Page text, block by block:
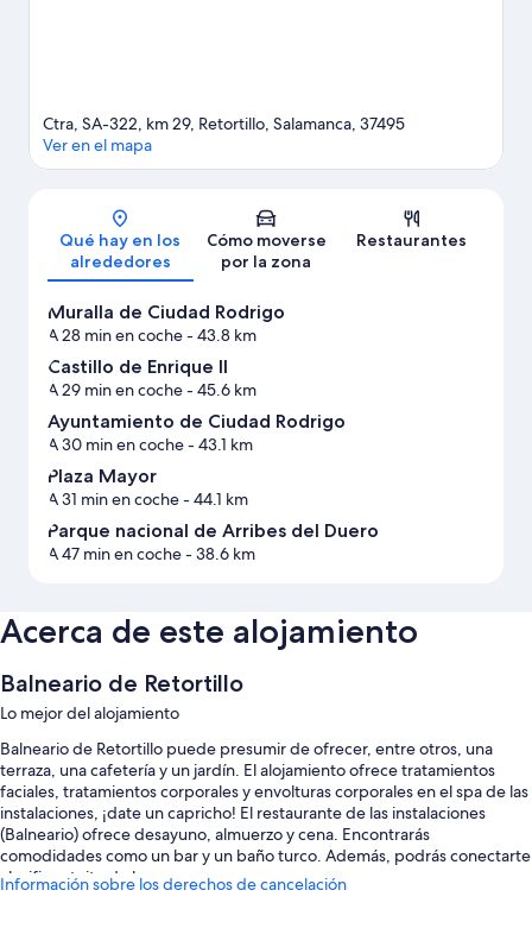
Mapa
Ctra, SA-322, km 29, Retortillo, Salamanca, 37495
Ver en el mapa
Qué hay en los
alrededores
Cómo moverse
por la zona
Restaurantes
Muralla de Ciudad Rodrigo
A 28 min en coche- 43.8 km
Castillo de Enrique II
A 29 min en coche- 45.6 km
Ayuntamiento de Ciudad Rodrigo
A 30 min en coche- 43.1 km
Plaza Mayor
A 31 min en coche- 44.1 km
Parque nacional de Arribes del Duero
A 47 min en coche- 38.6 km
Acerca de este alojamiento
Balneario de Retortillo
Lo mejor del alojamiento
Balneario de Retortillo puede presumir de ofrecer, entre otros, una
terraza, una cafetería y un jardín. El alojamiento ofrece tratamientos
faciales, tratamientos corporales y envolturas corporales en el spa de las
instalaciones, ¡date un capricho! El restaurante de las instalaciones
(Balneario) ofrece desayuno, almuerzo y cena. Encontrarás
comodidades como un bar y un baño turco. Además, podrás conectarte
al wifi gratuito de las zonas comunes.
Información sobre los derechos de cancelación